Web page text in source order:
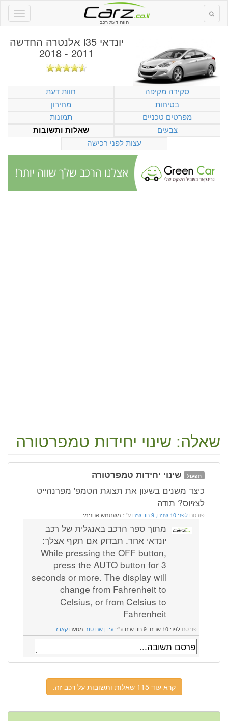
חוות דעת רכב
יונדאי i35 אלנטרה החדשה
2011 - 2018
סקירה מקיפה
חוות דעת
בטיחות
מחירון
מפרטים טכניים
תמונות
צבעים
שאלות ותשובות
עצות לפני רכישה
שאלה: שינוי יחידות טמפרטורה
תפעול שינוי יחידות טמפרטורה
כיצד משנים בשעון את תצוגת הטמפ' מפרנהייט
לצזיוס? תודה
פורסם לפני 10 שנים, 9 חודשים ע"י: משתמש אנונימי
מתוך ספר הרכב באנגלית של רכב
יונדאי אחר. תבדוק אם תקף אצלך:
While pressing the OFF button,
press the AUTO button for 3
seconds or more. The display will
change from Fahrenheit to
Celsius, or from Celsius to
Fahrenheit
פורסם לפני 10 שנים, 9 חודשים ע"י: עידן שם טוב מטעם קארז
קרא עוד 115 שאלות ותשובות על רכב זה.